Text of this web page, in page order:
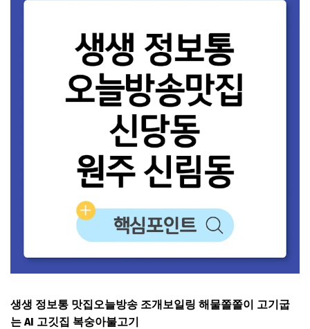
생생 정보통 맛집오늘방송 조개보일링 해물쫄쫄이 고기굽
는 AI 고깃집 복숭아불고기